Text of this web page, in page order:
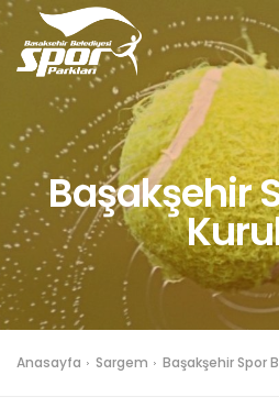
Başakşehir
Anasayfa Sargem Başakşehir Spor